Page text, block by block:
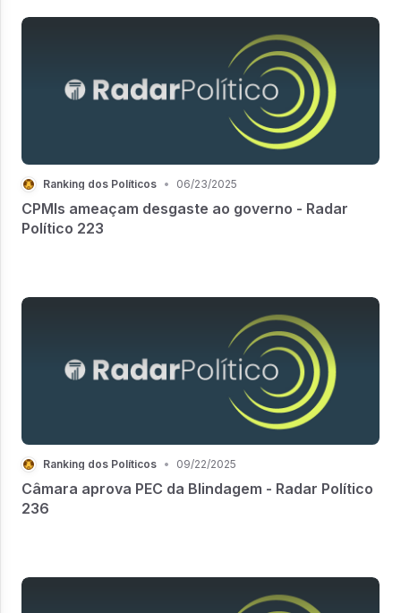
Ranking dos Políticos • 06/23/2025
CPMIs ameaçam desgaste ao governo - Radar
Político 223
Ranking dos Políticos • 09/22/2025
Câmara aprova PEC da Blindagem - Radar Político
236